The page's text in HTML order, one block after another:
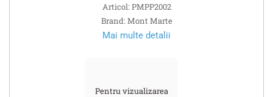
Articol: PMPP2002
Brand: Mont Marte
Mai multe detalii
Pentru vizualizarea